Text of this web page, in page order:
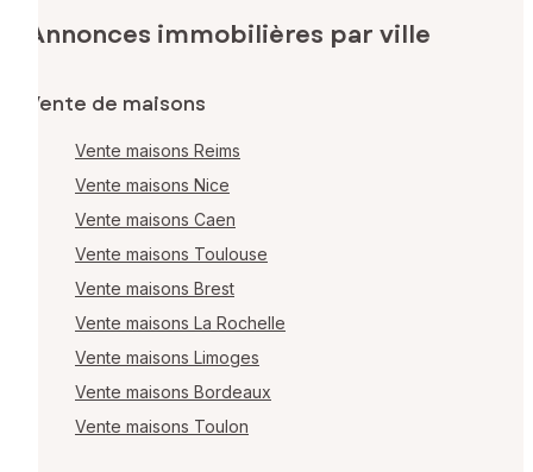
Annonces immobilières par ville
Vente de maisons
Vente maisons Reims
Vente maisons Nice
Vente maisons Caen
Vente maisons Toulouse
Vente maisons Brest
Vente maisons La Rochelle
Vente maisons Limoges
Vente maisons Bordeaux
Vente maisons Toulon